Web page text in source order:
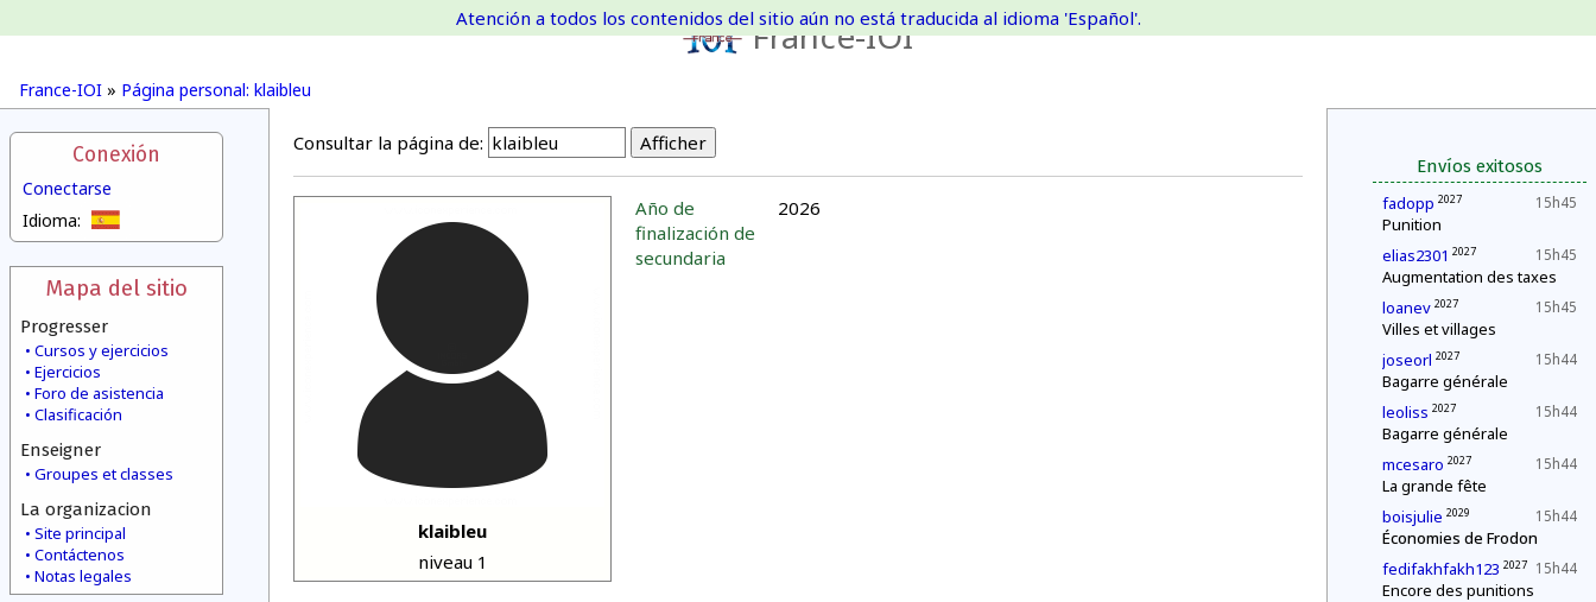
France-IOI
France-IOI » Página personal: klaibleu
Atención a todos los contenidos del sitio aún no está traducida al idioma 'Español'.
Conexión
Conectarse
Idioma:
Mapa del sitio
Progresser
Cursos y ejercicios
Ejercicios
Foro de asistencia
Clasificación
Enseigner
Groupes et classes
La organizacion
Site principal
Contáctenos
Notas legales
Envíos exitosos
15h45
fadopp 2027
Punition
15h45
elias2301 2027
Augmentation des taxes
15h45
loanev 2027
Villes et villages
15h44
joseorl 2027
Bagarre générale
15h44
leoliss 2027
Bagarre générale
15h44
mcesaro 2027
La grande fête
15h44
boisjulie 2029
Économies de Frodon
15h44
fedifakhfakh123 2027
Encore des punitions
Consultar la página de:
klaibleu
niveau 1
Año de
finalización de
secundaria
2026